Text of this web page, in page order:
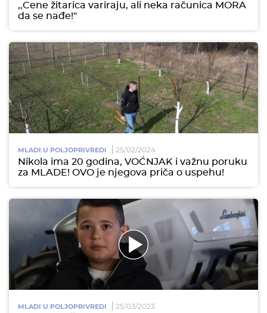
,,Cene žitarica variraju, ali neka računica MORA
da se nađe!"
MLADI U POLJOPRIVREDI 25/02/2024
Nikola ima 20 godina, VOĆNJAK i važnu poruku
za MLADE! OVO je njegova priča o uspehu!
MLADI U POLJOPRIVREDI 25/03/2023